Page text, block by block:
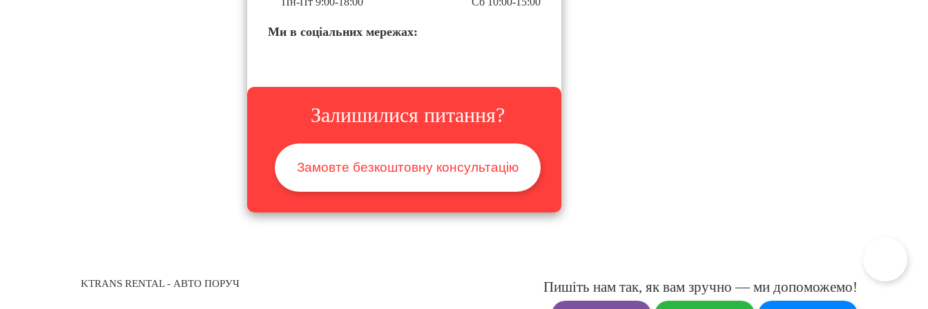
Ми в соціальних мережах:
Залишилися питання?
Замовте безкоштовну консультацію
KTRANS RENTAL- АВТО ПОРУЧ Пишіть нам так, як вам зручно — ми допоможемо!